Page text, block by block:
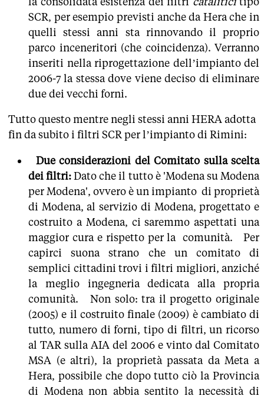
SCR, per esempio previsti anche da Hera che in
quelli stessi anni sta rinnovando il proprio
parco inceneritori (che coincidenza). Verranno
inseriti nella riprogettazione dell’impianto del
2006-7 la stessa dove viene deciso di eliminare
due dei vecchi forni.
Tutto questo mentre negli stessi anni HERA adotta
fin da subito i filtri SCR per l’impianto di Rimini:
Due considerazioni del Comitato sulla scelta
dei filtri:Dato che il tutto è 'Modena su Modena
per Modena', ovvero è un impianto di proprietà
di Modena, al servizio di Modena, progettato e
costruito a Modena, ci saremmo aspettati una
maggior cura e rispetto per la comunità. Per
capirci suona strano che un comitato di
semplici cittadini trovi i filtri migliori, anziché
la meglio ingegneria dedicata alla propria
comunità. Non solo: tra il progetto originale
(2005) e il costruito finale (2009) è cambiato di
tutto, numero di forni, tipo di filtri, un ricorso
al TAR sulla AIA del 2006 e vinto dal Comitato
MSA (e altri), la proprietà passata da Meta a
Hera, possibile che dopo tutto ciò la Provincia
di Modena non abbia sentito la necessità di